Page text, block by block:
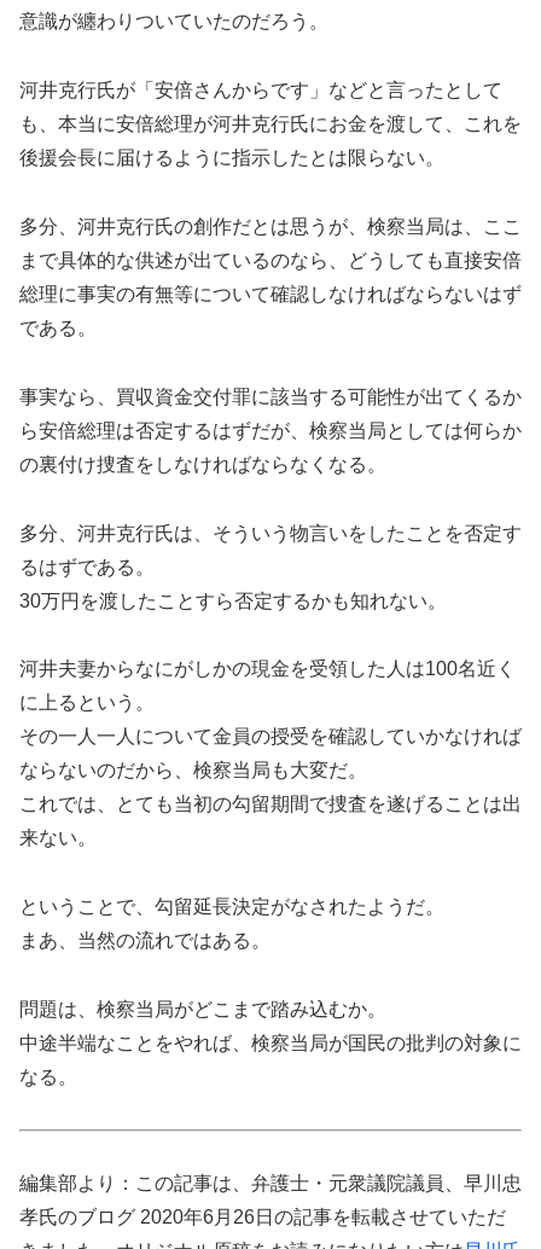
意識が纏わりついていたのだろう。
河井克行氏が「安倍さんからです」などと言ったとして
も、本当に安倍総理が河井克行氏にお金を渡して、これを
後援会長に届けるように指示したとは限らない。
多分、河井克行氏の創作だとは思うが、検察当局は、ここ
まで具体的な供述が出ているのなら、どうしても直接安倍
総理に事実の有無等について確認しなければならないはず
である。
事実なら、買収資金交付罪に該当する可能性が出てくるか
ら安倍総理は否定するはずだが、検察当局としては何らか
の裏付け捜査をしなければならなくなる。
多分、河井克行氏は、そういう物言いをしたことを否定す
るはずである。
30万円を渡したことすら否定するかも知れない。
河井夫妻からなにがしかの現金を受領した人は100名近く
に上るという。
その一人一人について金員の授受を確認していかなければ
ならないのだから、検察当局も大変だ。
これでは、とても当初の勾留期間で捜査を遂げることは出
来ない。
ということで、勾留延長決定がなされたようだ。
まあ、当然の流れではある。
問題は、検察当局がどこまで踏み込むか。
中途半端なことをやれば、検察当局が国民の批判の対象に
なる。
編集部より：この記事は、弁護士・元衆議院議員、早川忠
孝氏のブログ 2020年6月26日の記事を転載させていただ